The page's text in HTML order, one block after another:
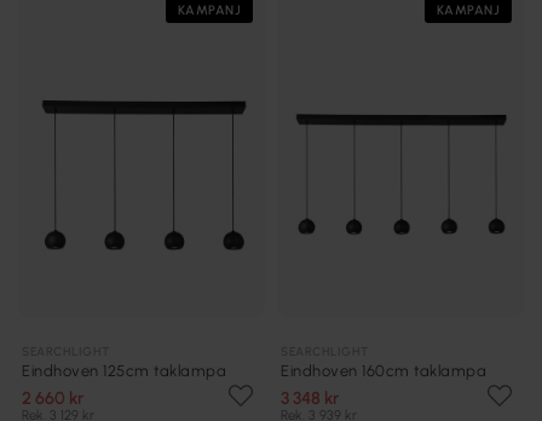
KAMPANJ
Eindhoven 125cm taklampa
2 660 kr
Rek. 3 129 kr
KAMPANJ
Eindhoven 160cm taklampa
3 348 kr
Rek. 3 939 kr